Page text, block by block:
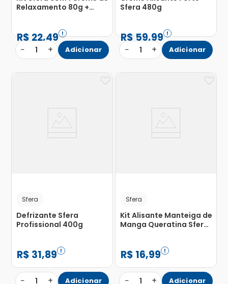
Relaxamento 80g +
Cachos 30g + 1 Par de
Luvas
R$22,49
− 1 + Adicionar
Sfera 480g
R$59,99
− 1 + Adicionar
Sfera
Defrizante Sfera
Profissional 400g
R$ 31,89
− 1 + Adicionar
Sfera
Kit Alisante Manteiga de
Manga Queratina Sfera
Máscara 20g + 1 Par de
Luva
R$ 16,99
− 1 + Adicionar